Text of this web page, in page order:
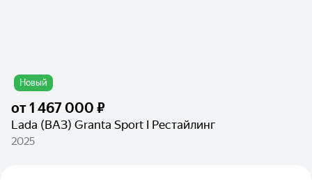
Новый
от1 467 000 ₽
Lada (ВАЗ) Granta Sport I Рестайлинг
2025